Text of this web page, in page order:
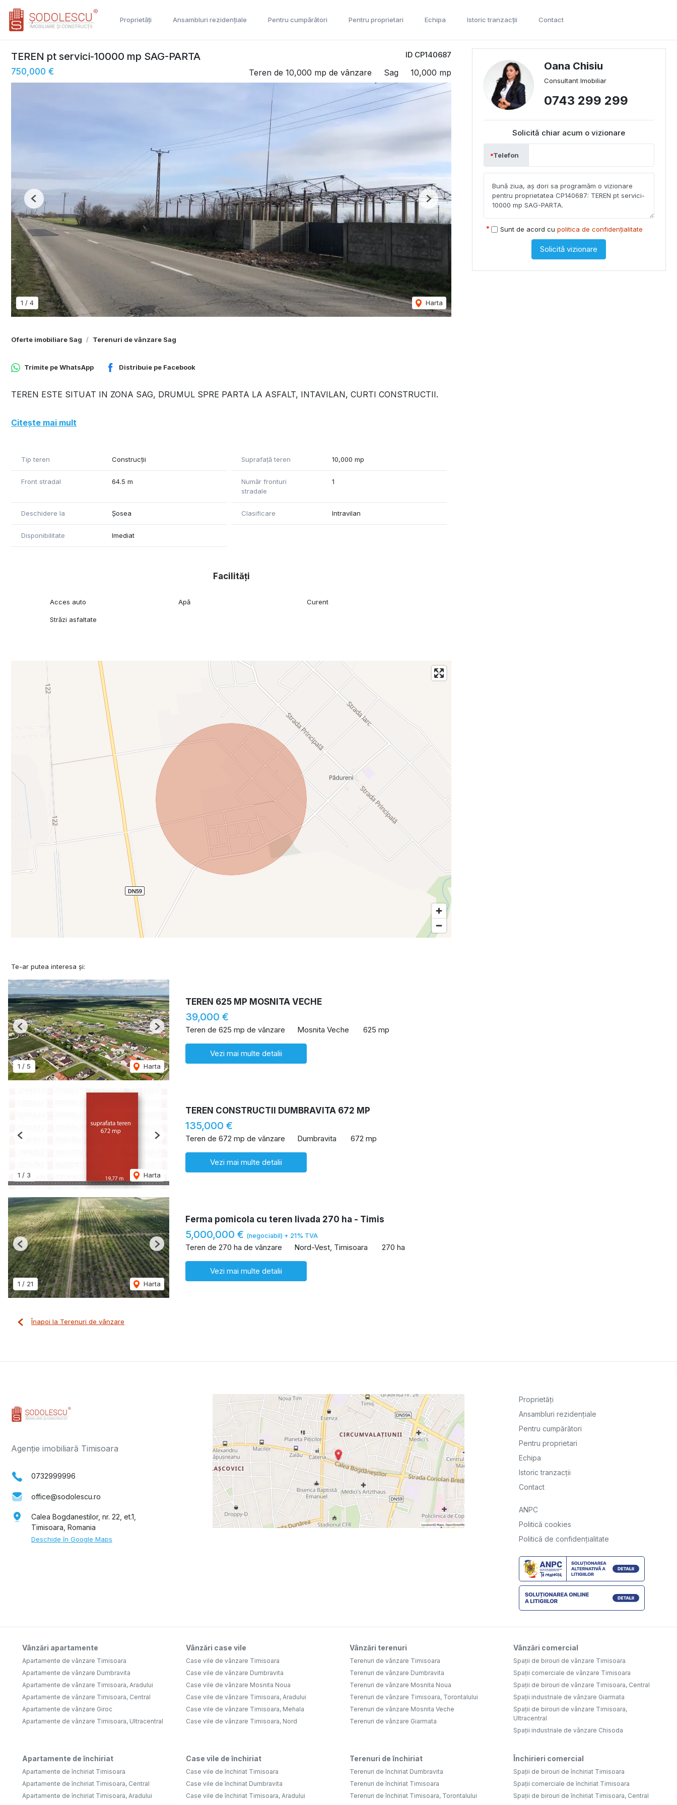
Proprietăți Ansambluri rezidențiale Pentru cumpărători Pentru proprietari Echipa Istoric tranzacții Contact
ID CP140687
TEREN pt servici-10000 mp SAG-PARTA
750,000 € Teren de 10,000 mp de vânzare Sag 10,000 mp
1 / 4 Harta
Previous Next
Oferte imobiliare Sag Terenuri de vânzare Sag
Trimite peWhatsApp Distribuie pe Facebook
TEREN ESTE SITUAT IN ZONA SAG, DRUMUL SPRE PARTA LA ASFALT, INTAVILAN, CURTI CONSTRUCTII.
Citește mai mult
Tip teren Construcții Suprafață teren 10,000 mp
Front stradal 64.5 m
Număr fronturi
stradale
1
Deschidere la Șosea Clasificare Intravilan
Disponibilitate Imediat
Facilități
Acces auto Apă Curent
Străzi asfaltate
Oana Chisiu
Consultant Imobiliar
0743 299 299
Solicită chiar acum o vizionare
Telefon
Sunt de acord cu politica de confidențialitate
Solicită vizionare
Te-ar putea interesa și:
1 / 5 Harta
Previous Next
TEREN 625 MP MOSNITA VECHE
39,000 €
Teren de 625 mp de vânzare Mosnita Veche 625 mp
Vezi mai multe detalii
1 / 3 Harta
Previous Next
TEREN CONSTRUCTII DUMBRAVITA 672 MP
135,000 €
Teren de 672 mp de vânzare Dumbravita 672 mp
Vezi mai multe detalii
1 / 21 Harta
Previous Next
Ferma pomicola cu teren livada 270 ha - Timis
5,000,000 € (negociabil) + 21% TVA
Teren de 270 ha de vânzare Nord-Vest, Timisoara 270 ha
Vezi mai multe detalii
Înapoi la Terenuri de vânzare
Agenție imobiliară Timisoara
0732999996
office@sodolescu.ro
Calea Bogdanestilor, nr. 22, et.1,
Timisoara, Romania
Deschide în Google Maps
Proprietăți
Ansambluri rezidențiale
Pentru cumpărători
Pentru proprietari
Echipa
Istoric tranzacții
Contact
ANPC
Politică cookies
Politică de confidențialitate
Vânzări apartamente
Apartamente de vânzare Timisoara
Apartamente de vânzare Dumbravita
Apartamente de vânzare Timisoara, Aradului
Apartamente de vânzare Timisoara, Central
Apartamente de vânzare Giroc
Apartamente de vânzare Timisoara, Ultracentral
Vânzări case vile
Case vile de vânzare Timisoara
Case vile de vânzare Dumbravita
Case vile de vânzare Mosnita Noua
Case vile de vânzare Timisoara, Aradului
Case vile de vânzare Timisoara, Mehala
Case vile de vânzare Timisoara, Nord
Vânzări terenuri
Terenuri de vânzare Timisoara
Terenuri de vânzare Dumbravita
Terenuri de vânzare Mosnita Noua
Terenuri de vânzare Timisoara, Torontalului
Terenuri de vânzare Mosnita Veche
Terenuri de vânzare Giarmata
Vânzări comercial
Spații de birouri de vânzare Timisoara
Spații comerciale de vânzare Timisoara
Spații de birouri de vânzare Timisoara, Central
Spații industriale de vânzare Giarmata
Spații de birouri de vânzare Timisoara,
Ultracentral
Spații industriale de vânzare Chisoda
Apartamente de închiriat
Apartamente de închiriat Timisoara
Apartamente de închiriat Timisoara, Central
Apartamente de închiriat Timisoara, Aradului
Case vile de închiriat
Case vile de închiriat Timisoara
Case vile de închiriat Dumbravita
Case vile de închiriat Timisoara, Aradului
Terenuri de închiriat
Terenuri de închiriat Dumbravita
Terenuri de închiriat Timisoara
Terenuri de închiriat Timisoara, Torontalului
Închirieri comercial
Spații de birouri de închiriat Timisoara
Spații comerciale de închiriat Timisoara
Spații de birouri de închiriat Timisoara, Central